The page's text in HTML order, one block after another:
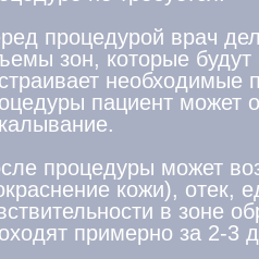
процедурой врач
зон, которые
необходимые
пациент может
процедуры может
кожи), отек,
в зоне
примерно за 2-3